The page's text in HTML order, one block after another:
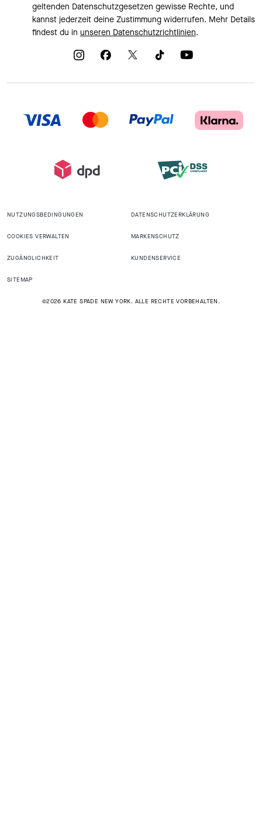
geltenden Datenschutzgesetzen gewisse Rechte, und
kannst jederzeit deine Zustimmung widerrufen. Mehr Details
findest du in unseren Datenschutzrichtlinien.
NUTZUNGSBEDINGUNGEN DATENSCHUTZERKLÄRUNG
COOKIES VERWALTEN MARKENSCHUTZ
ZUGÄNGLICHKEIT KUNDENSERVICE
SITEMAP
©2026 KATE SPADE NEW YORK. ALLE RECHTE VORBEHALTEN.